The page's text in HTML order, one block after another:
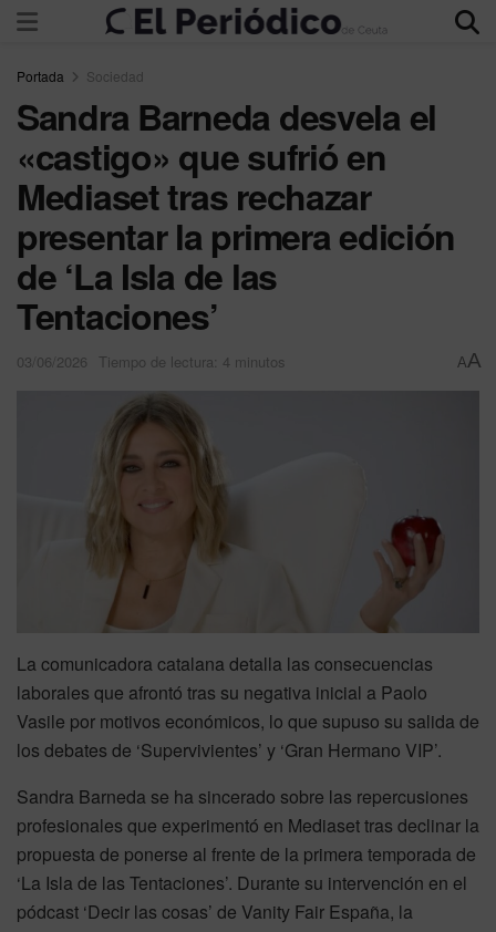
Portada Sociedad
Sandra Barneda desvela el
«castigo» que sufrió en
Mediaset tras rechazar
presentar la primera edición
de ‘La Isla de las
Tentaciones’
03/06/2026 Tiempo de lectura: 4 minutos AA
La comunicadora catalana detalla las consecuencias
laborales que afrontó tras su negativa inicial a Paolo
Vasile por motivos económicos, lo que supuso su salida de
los debates de ‘Supervivientes’ y ‘Gran Hermano VIP’.
Sandra Barneda se ha sincerado sobre las repercusiones
profesionales que experimentó en Mediaset tras declinar la
propuesta de ponerse al frente de la primera temporada de
‘La Isla de las Tentaciones’. Durante su intervención en el
pódcast ‘Decir las cosas’ de Vanity Fair España, la